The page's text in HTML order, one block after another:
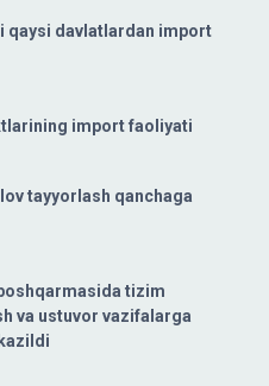
qaysi davlatlardan import
import faoliyati
tayyorlash qanchaga
tizim
va ustuvor vazifalarga